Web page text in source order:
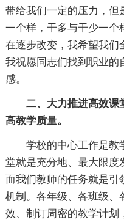
带给我们一定的压力，但
一个样，干多与干少一个
在逐步改变，我希望我们
我祝愿同志们找到职业的
感。
二、大力推进高效课
高教学质量。
学校的中心工作是教
堂就是充分地、最大限度
而我们教师的任务就是引
机制。各年级、各班级、
效、制订周密的教学计划